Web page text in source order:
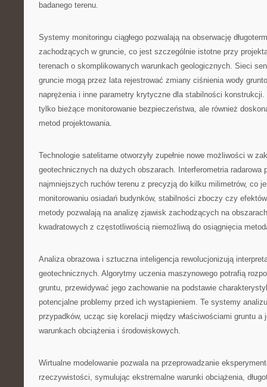
badanego terenu.
Systemy monitoringu ciągłego pozwalają na obserwację
zachodzących w gruncie, co jest szczególnie istotne przy
terenach o skomplikowanych warunkach geologicznych. Sieci
gruncie mogą przez lata rejestrować zmiany ciśnienia wody
naprężenia i inne parametry krytyczne dla stabilności konstrukcji.
tylko bieżące monitorowanie bezpieczeństwa, ale również
metod projektowania.
Technologie satelitarne otworzyły zupełnie nowe możliwości w
geotechnicznych na dużych obszarach. Interferometria radarowa
najmniejszych ruchów terenu z precyzją do kilku milimetrów, co
monitorowaniu osiadań budynków, stabilności zboczy czy
metody pozwalają na analizę zjawisk zachodzących na
kwadratowych z częstotliwością niemożliwą do osiągnięcia
Analiza obrazowa i sztuczna inteligencja rewolucjonizują
geotechnicznych. Algorytmy uczenia maszynowego potrafią
gruntu, przewidywać jego zachowanie na podstawie
potencjalne problemy przed ich wystąpieniem. Te systemy
przypadków, ucząc się korelacji między właściwościami gruntu a
warunkach obciążenia i środowiskowych.
Wirtualne modelowanie pozwala na przeprowadzanie
rzeczywistości, symulując ekstremalne warunki obciążenia,